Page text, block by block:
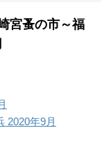
宮蚤の市～福
2020年9月